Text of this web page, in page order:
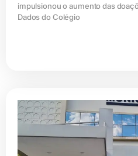
impulsionou o aumento das
Dados do Colégio